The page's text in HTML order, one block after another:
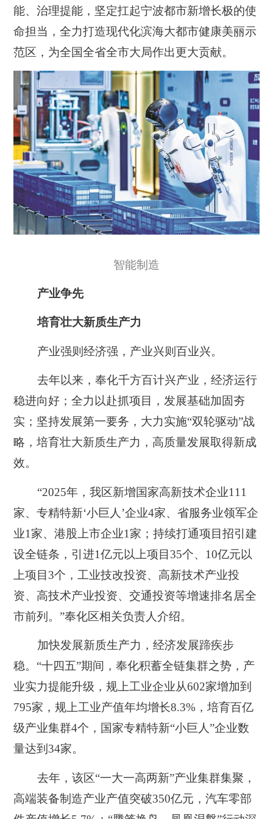
能、治理提能，坚定扛起宁波都市新增长极的使
命担当，全力打造现代化滨海大都市健康美丽示
范区，为全国全省全市大局作出更大贡献。
智能制造
产业争先
培育壮大新质生产力
产业强则经济强，产业兴则百业兴。
去年以来，奉化千方百计兴产业，经济运行
稳进向好；全力以赴抓项目，发展基础加固夯
实；坚持发展第一要务，大力实施“双轮驱动”战
略，培育壮大新质生产力，高质量发展取得新成
效。
“2025年，我区新增国家高新技术企业111
家、专精特新‘小巨人’企业4家、省服务业领军企
业1家、港股上市企业1家；持续打通项目招引建
设全链条，引进1亿元以上项目35个、10亿元以
上项目3个，工业技改投资、高新技术产业投
资、高技术产业投资、交通投资等增速排名居全
市前列。”奉化区相关负责人介绍。
加快发展新质生产力，经济发展蹄疾步
稳。“十四五”期间，奉化积蓄全链集群之势，产
业实力提能升级，规上工业企业从602家增加到
795家，规上工业产值年均增长8.3%，培育百亿
级产业集群4个，国家专精特新“小巨人”企业数
量达到34家。
去年，该区“一大一高两新”产业集群集聚，
高端装备制造产业产值突破350亿元，汽车零部